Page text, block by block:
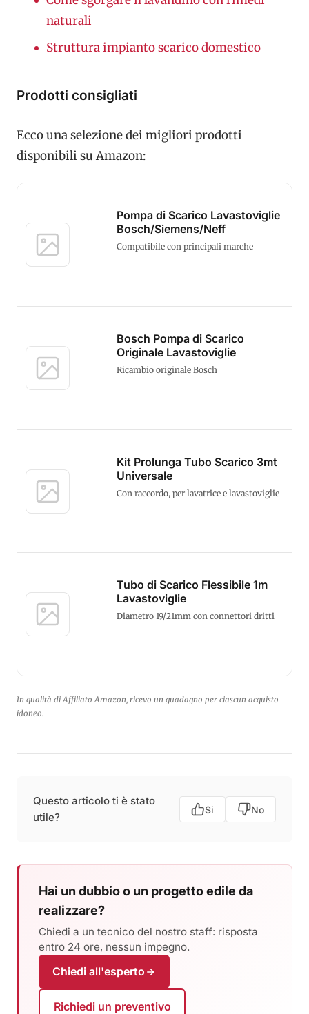
naturali
Struttura impianto scarico domestico
Prodotti consigliati
Ecco una selezione dei migliori prodotti
disponibili su Amazon:
Pompa di Scarico Lavastoviglie
Bosch/Siemens/Neff
Compatibile con principali marche
Bosch Pompa di Scarico
Originale Lavastoviglie
Ricambio originale Bosch
Kit Prolunga Tubo Scarico 3mt
Universale
Con raccordo, per lavatrice e lavastoviglie
Tubo di Scarico Flessibile 1m
Lavastoviglie
Diametro 19/21mm con connettori dritti
In qualità di Affiliato Amazon, ricevo un guadagno per ciascun acquisto
idoneo.
Questo articolo ti è stato
utile?
Si No
Hai un dubbio o un progetto edile da
realizzare?
Chiedi a un tecnico del nostro staff: risposta
entro 24 ore, nessun impegno.
Chiedi all'esperto
Richiedi un preventivo